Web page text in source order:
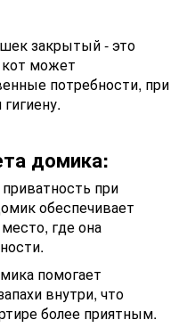
закрытый - это
может
потребности, при
домика:
при
обеспечивает
где она
помогает
внутри, что
более приятным.